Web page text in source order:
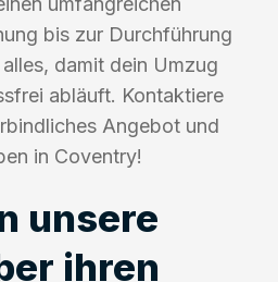
bis zur Durchführung
damit dein Umzug
abläuft. Kontaktiere
Angebot und
in Coventry!
unsere
ihren